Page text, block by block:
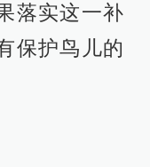
落实这一补
保护鸟儿的